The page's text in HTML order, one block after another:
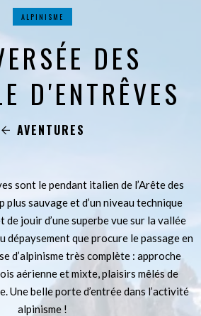
ALPINISME
DES
D'ENTRÊVES
AVENTURES
sont le pendant italien de l’Arête des
plus sauvage et d’un niveau technique
de jouir d’une superbe vue sur la vallée
dépaysement que procure le passage en
d’alpinisme très complète : approche
aérienne et mixte, plaisirs mêlés de
Une belle porte d’entrée dans l’activité
alpinisme !